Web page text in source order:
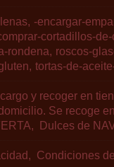
-encargar-
cortadillos-
rondena roscos-
tortas-de-
y recoger en
Se recoge
Dulces de
Condiciones